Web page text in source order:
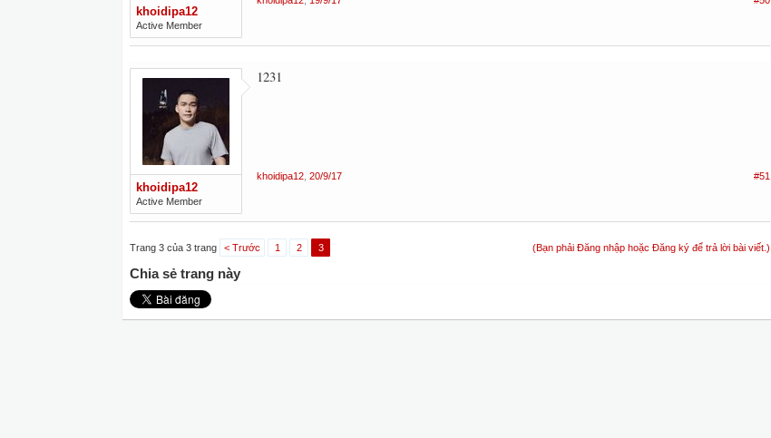
khoidipa12
Active Member
khoidipa12
Active Member
1231
khoidipa12 20/9/17 #51
(Bạn phải Đăng nhập hoặc Đăng ký để trả lời bài viết.)
Trang 3 của 3 trang < Trước 1 2 3
Chia sẻ trang này